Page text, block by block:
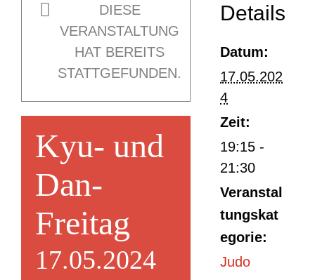
DIESE
VERANSTALTUNG
HAT BEREITS
STATTGEFUNDEN.
Kyu- und
Dan-
Freitag
17.05.2024
Details
Datum:
17.05.202
4
Zeit:
19:15 -
21:30
Veranstal
tungskat
egorie:
Judo